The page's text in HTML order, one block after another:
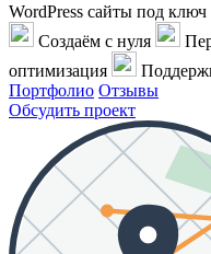
WordPress сайты под ключ
Создаём с нуля
оптимизация
Портфолио Отзывы
Обсудить проект